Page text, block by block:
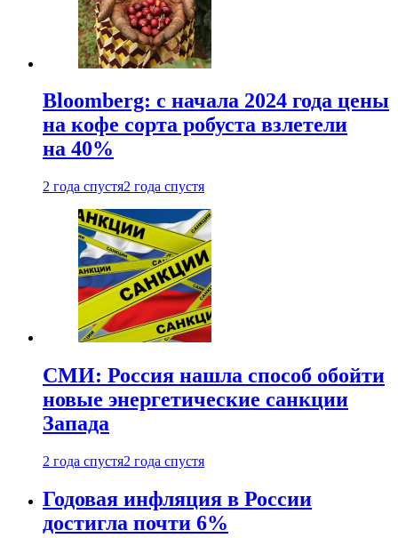
Bloomberg: с начала 2024 года цены
на кофе сорта робуста взлетели
на 40%
2 года спустя2 года спустя
СМИ: Россия нашла способ обойти
новые энергетические санкции
Запада
2 года спустя2 года спустя
Годовая инфляция в России
достигла почти 6%